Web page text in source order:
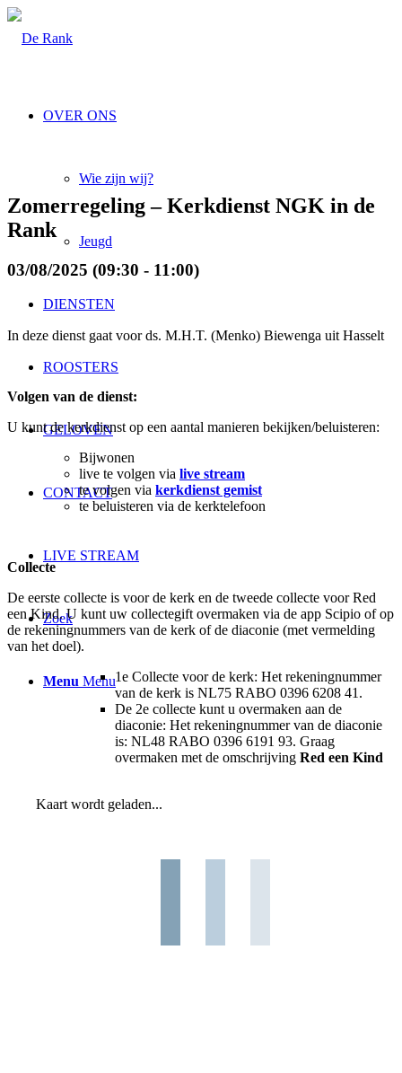
OVER ONS
Wie zijn wij?
Jeugd
DIENSTEN
ROOSTERS
GELOVEN
CONTACT
LIVE STREAM
Zoek
Menu Menu
Zomerregeling – Kerkdienst NGK in de
Rank
03/08/2025 (09:30 - 11:00)
In deze dienst gaat voor ds. M.H.T. (Menko) Biewenga uit Hasselt
Volgen van de dienst:
U kunt de kerkdienst op een aantal manieren bekijken/beluisteren:
Bijwonen
live te volgen via live stream
te volgen via kerkdienst gemist
te beluisteren via de kerktelefoon
Collecte
De eerste collecte is voor de kerk en de tweede collecte voor Red
een Kind. U kunt uw collectegift overmaken via de app Scipio of op
de rekeningnummers van de kerk of de diaconie (met vermelding
van het doel).
1e Collecte voor de kerk: Het rekeningnummer
van de kerk is NL75 RABO 0396 6208 41.
De 2e collecte kunt u overmaken aan de
diaconie: Het rekeningnummer van de diaconie
is: NL48 RABO 0396 6191 93. Graag
overmaken met de omschrijving Red een Kind
Kaart wordt geladen...